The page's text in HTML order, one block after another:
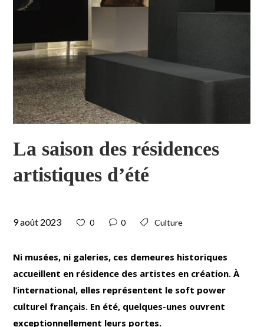
La saison des résidences
artistiques d’été
9 août 2023 0 0 Culture
Ni musées, ni galeries, ces demeures historiques
accueillent en résidence des artistes en création. À
l’international, elles représentent le soft power
culturel français. En été, quelques-unes ouvrent
exceptionnellement leurs portes.